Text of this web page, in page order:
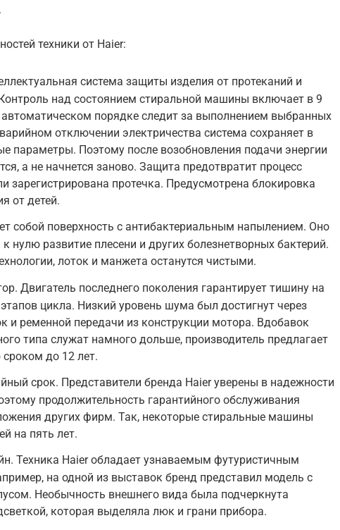
техники от Haier:
система защиты изделия от протеканий и
над состоянием стиральной машины включает в 9
порядке следит за выполнением выбранных
отключении электричества система сохраняет в
параметры. Поэтому после возобновления подачи энергии
а не начнется заново. Защита предотвратит процесс
зарегистрирована протечка. Предусмотрена блокировка
от детей.
собой поверхность с антибактериальным напылением. Оно
к нулю развитие плесени и других болезнетворных бактерий.
лоток и манжета останутся чистыми.
Двигатель последнего поколения гарантирует тишину на
цикла. Низкий уровень шума был достигнут через
и ременной передачи из конструкции мотора. Вдобавок
типа служат намного дольше, производитель предлагает
сроком до 12 лет.
срок. Представители бренда Haier уверены в надежности
продолжительность гарантийного обслуживания
других фирм. Так, некоторые стиральные машины
на пять лет.
Техника Haier обладает узнаваемым футуристичным
на одной из выставок бренд представил модель с
Необычность внешнего вида была подчеркнута
которая выделяла люк и грани прибора.